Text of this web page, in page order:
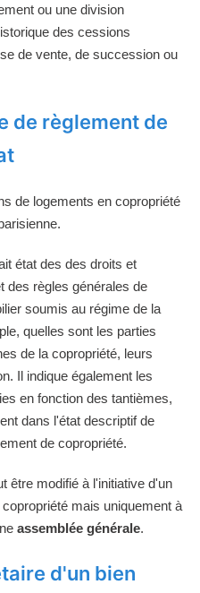
ou une division
des cessions
de vente, de succession ou
de règlement de
de logements en copropriété
état des des droits et
des règles générales de
soumis au régime de la
quelles sont les parties
de la copropriété, leurs
Il indique également les
en fonction des tantièmes,
dans l'état descriptif de
de copropriété.
être modifié à l'initiative d'un
mais uniquement à
assemblée générale.
d'un bien